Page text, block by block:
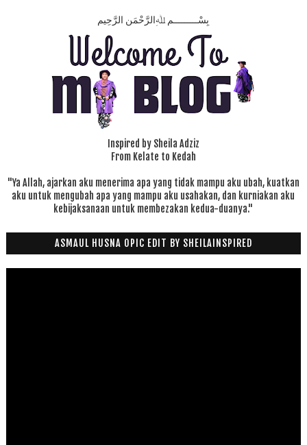
بِسْـــــــــمِ ﷲِالرَّحْمَنِ الرَّحِيم
Inspired by Sheila Adziz
From Kelate to Kedah
"Ya Allah, ajarkan aku menerima apa yang tidak mampu aku ubah, kuatkan
aku untuk mengubah apa yang mampu aku usahakan, dan kurniakan aku
kebijaksanaan untuk membezakan kedua-duanya."
ASMAUL HUSNA OPIC EDIT BY SHEILAINSPIRED